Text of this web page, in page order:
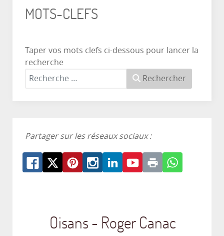
MOTS-CLEFS
Taper vos mots clefs ci-dessous pour lancer la
recherche
Rechercher
Partager sur les réseaux sociaux :
Oisans - Roger Canac